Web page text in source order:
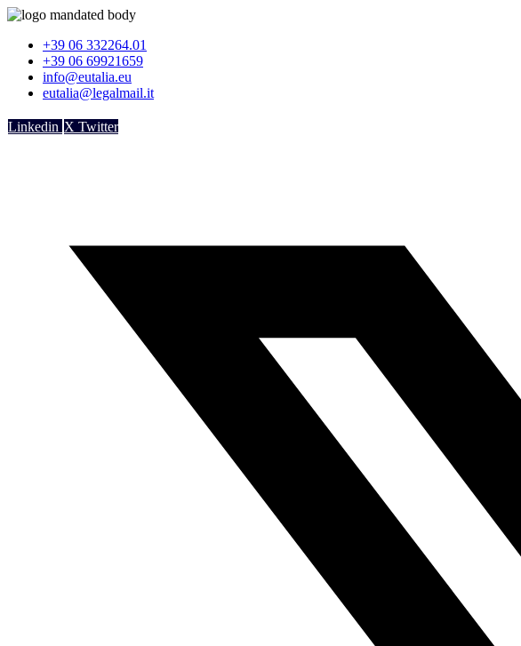
Vai
contenuto+39 06 332264.01
+39 06 69921659
info@eutalia.eu
eutalia@legalmail.it
Linkedin X Twitter